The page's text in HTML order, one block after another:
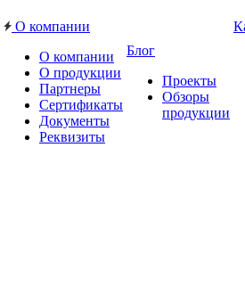
О компании
О компании
О продукции
Партнеры
Сертификаты
Документы
Реквизиты
Блог
Проекты
Обзоры
продукции